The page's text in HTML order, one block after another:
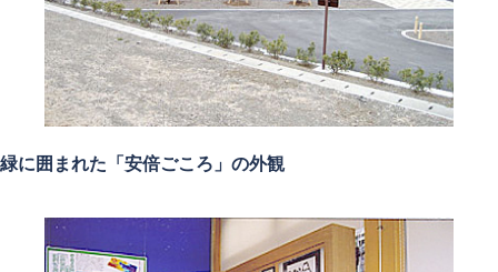
緑に囲まれた「安倍ごころ」の外観